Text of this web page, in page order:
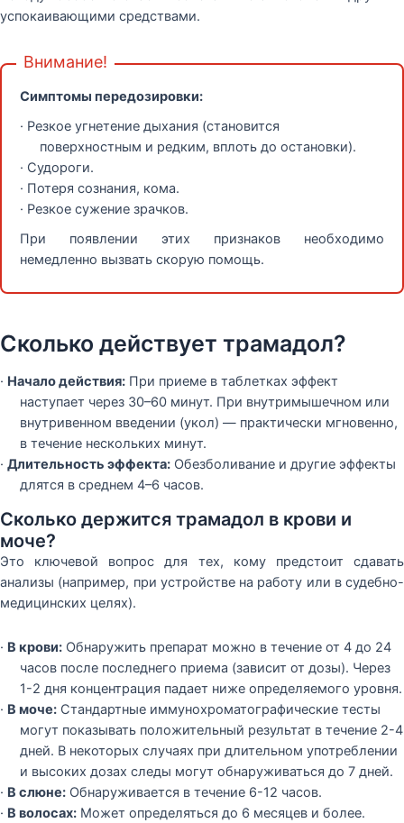
успокаивающими средствами.
Внимание!
Симптомы передозировки:
· Резкое угнетение дыхания (становится
поверхностным и редким, вплоть до остановки).
· Судороги.
· Потеря сознания, кома.
· Резкое сужение зрачков.
При появлении этих признаков необходимо
немедленно вызвать скорую помощь.
Сколько действует трамадол?
· Начало действия: При приеме в таблетках эффект
наступает через 30–60 минут. При внутримышечном или
внутривенном введении (укол) — практически мгновенно,
в течение нескольких минут.
· Длительность эффекта: Обезболивание и другие эффекты
длятся в среднем 4–6 часов.
Сколько держится трамадол в крови и
моче?
Это ключевой вопрос для тех, кому предстоит сдавать
анализы (например, при устройстве на работу или в судебно-
медицинских целях).
· В крови: Обнаружить препарат можно в течение от 4 до 24
часов после последнего приема (зависит от дозы). Через
1-2 дня концентрация падает ниже определяемого уровня.
· В моче: Стандартные иммунохроматографические тесты
могут показывать положительный результат в течение 2-4
дней. В некоторых случаях при длительном употреблении
и высоких дозах следы могут обнаруживаться до 7 дней.
· В слюне: Обнаруживается в течение 6-12 часов.
· В волосах: Может определяться до 6 месяцев и более.